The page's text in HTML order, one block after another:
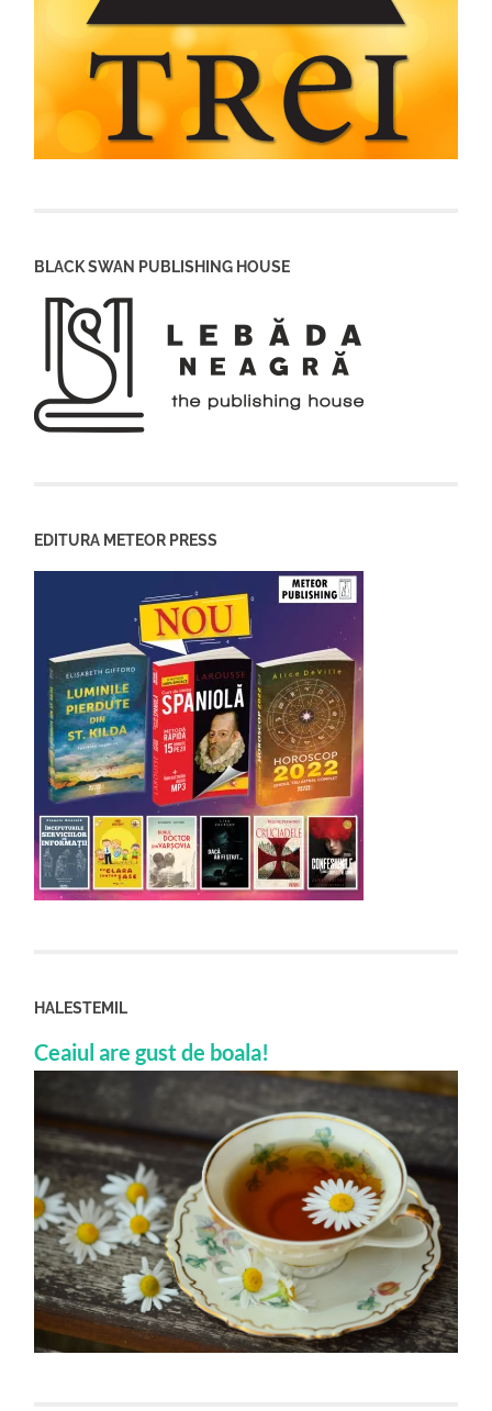
BLACK SWAN PUBLISHING HOUSE
EDITURA METEOR PRESS
HALESTEMIL
Ceaiul are gust de boala!